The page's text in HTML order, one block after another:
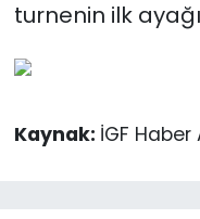
turnenin ilk
Kaynak: İGF Haber